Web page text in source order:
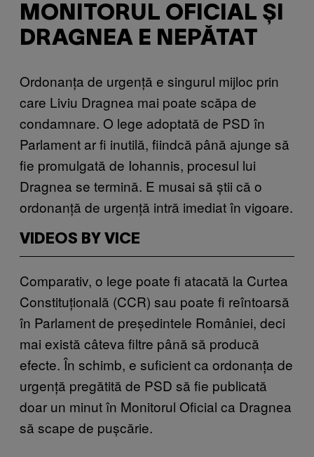
MONITORUL OFICIAL ȘI
DRAGNEA E NEPĂTAT
Ordonanța de urgență e singurul mijloc prin
care Liviu Dragnea mai poate scăpa de
condamnare. O lege adoptată de PSD în
Parlament ar fi inutilă, fiindcă până ajunge să
fie promulgată de Iohannis, procesul lui
Dragnea se termină. E musai să știi că o
ordonanță de urgență intră imediat în vigoare.
VIDEOS BY VICE
Comparativ, o lege poate fi atacată la Curtea
Constituțională (CCR) sau poate fi reîntoarsă
în Parlament de președintele României, deci
mai există câteva filtre până să producă
efecte. În schimb, e suficient ca ordonanța de
urgență pregătită de PSD să fie publicată
doar un minut în Monitorul Oficial ca Dragnea
să scape de pușcărie.